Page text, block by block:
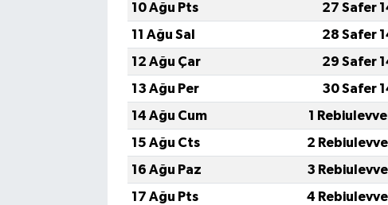
10 Ağu Pts
27 Safer
11 Ağu Sal
28 Safer
12 Ağu Çar
29 Safer
13 Ağu Per
30 Safer
14 Ağu Cum
1
15 Ağu Cts
2
16 Ağu Paz
3
17 Ağu Pts
4